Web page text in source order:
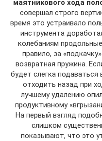
маятникового хода
совершал строго
время это устраивало
инструмента
колебаниям
правило, за
возвратная пружина.
будет слегка подаваться
отходить назад при
лучшему удалению
продуктивному
На первый взгляд
слишком
показывают, что это